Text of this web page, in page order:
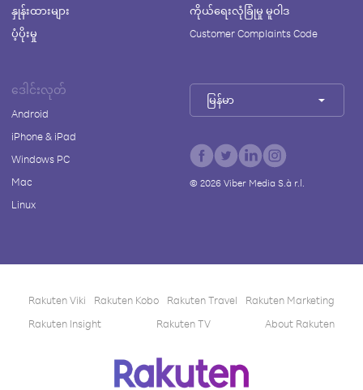
နှုန်းထားများ
ပံ့ပိုးမှု
ကိုယ်ရေးလုံခြုံမှု မူဝါဒ
Customer Complaints Code
ဒေါင်းလုတ်
Android
iPhone & iPad
Windows PC
Mac
Linux
မြန်မာ
© 2026Viber Media S.à r.l.
Rakuten Viki Rakuten Kobo Rakuten Travel
Rakuten Marketing
Rakuten Insight
Rakuten TV About Rakuten